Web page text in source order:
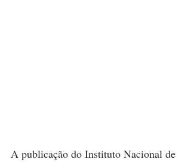
A publicação do Instituto Nacional de